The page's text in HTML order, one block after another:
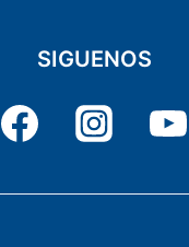
SIGUENOS